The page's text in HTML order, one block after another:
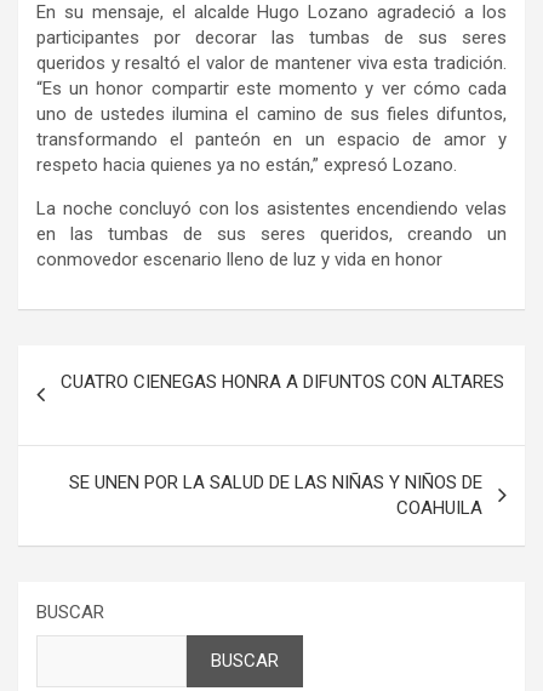
En su mensaje, el alcalde Hugo Lozano agradeció a los
participantes por decorar las tumbas de sus seres
queridos y resaltó el valor de mantener viva esta tradición.
“Es un honor compartir este momento y ver cómo cada
uno de ustedes ilumina el camino de sus fieles difuntos,
transformando el panteón en un espacio de amor y
respeto hacia quienes ya no están,” expresó Lozano.
La noche concluyó con los asistentes encendiendo velas
en las tumbas de sus seres queridos, creando un
conmovedor escenario lleno de luz y vida en honor
de
entradas
CUATRO CIENEGAS HONRA A DIFUNTOS CON ALTARES
SE UNEN POR LA SALUD DE LAS NIÑAS Y NIÑOS DE
COAHUILA
BUSCAR
BUSCAR